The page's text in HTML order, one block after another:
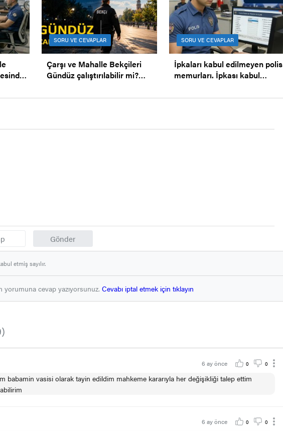
SORU VE CEVAPLAR
Çarşı ve Mahalle Bekçileri
Gündüz çalıştırılabilir mi?
SORU VE CEVAPLAR
İpkaları kabul edilmeyen polis
memurları. İpkası kabul
Gönder
etmiş sayılır.
yorumuna cevap yazıyorsunuz. Cevabı iptal etmek için tıklayın
6 ay önce 0 0
babamin vasisi olarak tayin edildim mahkeme kararıyla her değişikliği talep ettim
6 ay önce 0 0